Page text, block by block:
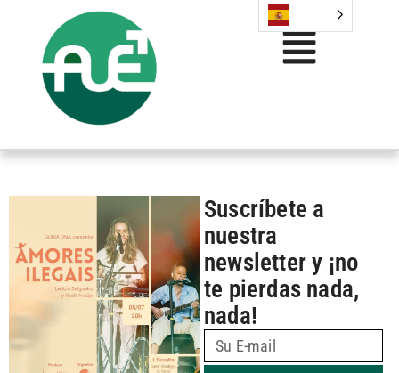
Suscríbete a
nuestra
newsletter y ¡no
te pierdas nada,
nada!